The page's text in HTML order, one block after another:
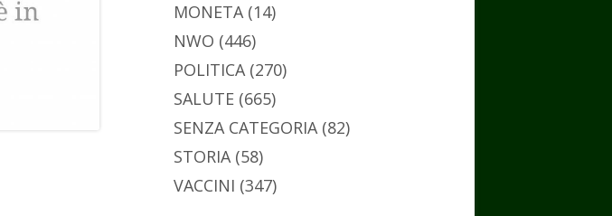
MONETA(14)
NWO (446)
POLITICA(270)
SALUTE (665)
SENZA CATEGORIA(82)
STORIA(58)
VACCINI (347)